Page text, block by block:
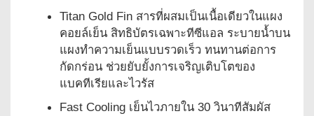
Titan Gold Fin สารที่ผสมเป็นเนื้อเดียวในแผง
คอยล์เย็น สิทธิบัตรเฉพาะทีซีแอล ระบายน้ำบน
แผงทำความเย็นแบบรวดเร็ว ทนทานต่อการ
กัดกร่อน ช่วยยับยั้งการเจริญเติบโตของ
แบคทีเรียและไวรัส
Fast Cooling เย็นไวภายใน 30 วินาทีสัมผัส